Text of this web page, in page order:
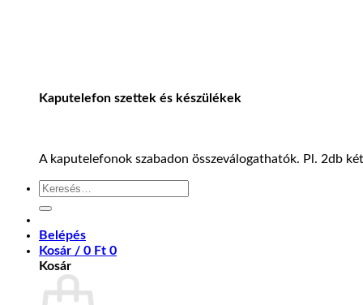
Kaputelefon szettek és készülékek
A kaputelefonok szabadon összeválogathatók. Pl. 2db
Keresés
Belépés
Kosár / 0 Ft 0
Kosár